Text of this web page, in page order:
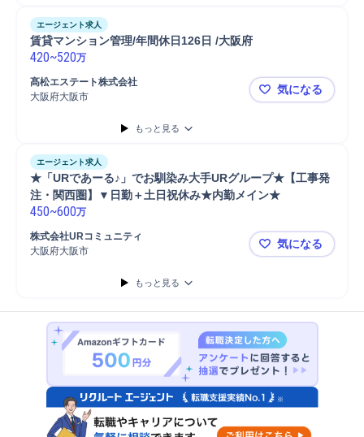
エージェント求人
賃貸マンション管理/年間休日126日 /大阪府
420~520万
髙松エステート株式会社
大阪府大阪市
賃貸マンシ
気になる
もっと見る
エージェント求人
★「URであーる♪」でお馴染み大手URグループ★【工事発
注・関西圏】▼日勤＋土日祝休み★内勤メイン★
450~600万
株式会社URコミュニティ
大阪府大阪市
★「URであ
気になる
もっと見る